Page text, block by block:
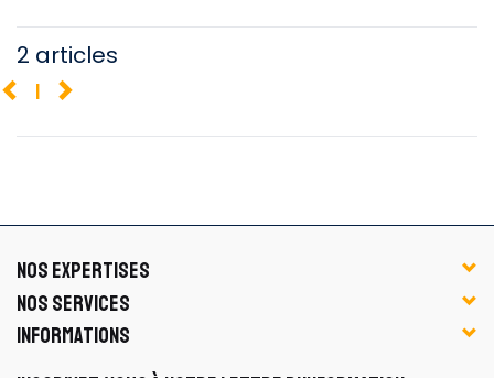
2 articles
1
NOS EXPERTISES
NOS SERVICES
INFORMATIONS